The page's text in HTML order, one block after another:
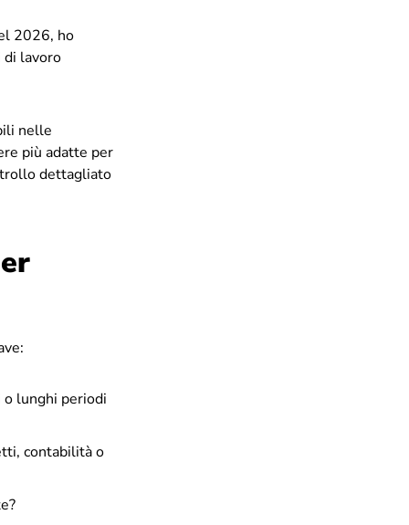
2026, ho
lavoro
nelle
più adatte per
dettagliato
o lunghi periodi
contabilità o